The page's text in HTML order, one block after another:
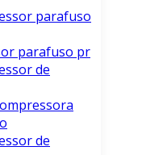
parafuso
parafuso pr
de
de